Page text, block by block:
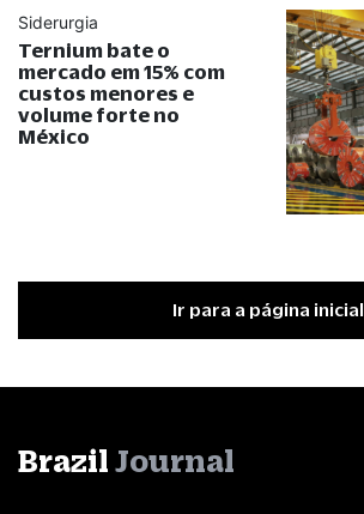
Siderurgia
Ternium bate o
mercado em 15% com
custos menores e
volume forte no
México
Ir para a página inicial
Brazil Journal